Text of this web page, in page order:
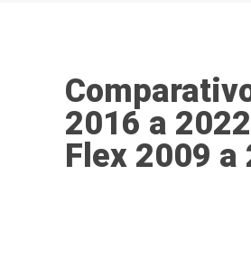
2016 a
Flex 2009 a